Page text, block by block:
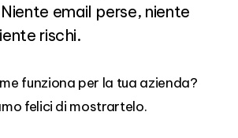
email perse, niente
rischi.
funziona per la tua azienda?
felici di mostrartelo.